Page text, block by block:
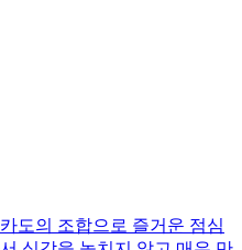
도의 조합으로 즐거운 점심